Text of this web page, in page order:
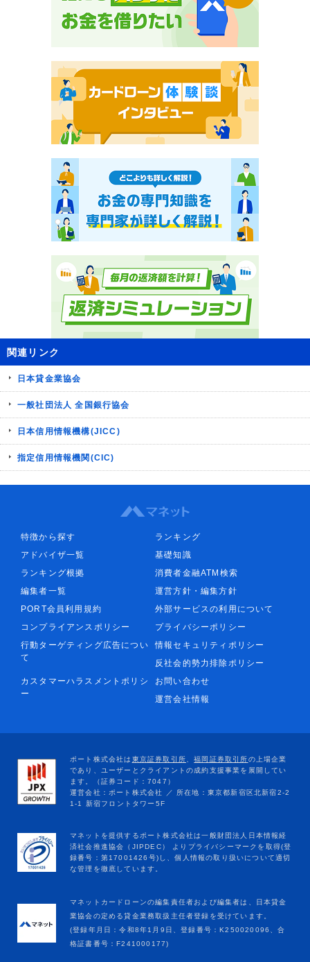
関連リンク
日本貸金業協会
一般社団法人 全国銀行協会
日本信用情報機構(JICC)
指定信用情報機関(CIC)
特徴から探す
ランキング
アドバイザ一覧
基礎知識
ランキング根拠
消費者金融ATM検索
編集者一覧
運営方針・編集方針
PORT会員利用規約
外部サービスの利用について
コンプライアンスポリシー
プライバシーポリシー
行動ターゲティング広告につい
て
情報セキュリティポリシー
反社会的勢力排除ポリシー
カスタマーハラスメントポリシ
ー
お問い合わせ
運営会社情報
マネットカードローンの編集責任者および編集者は、日本貸金
業協会の定める貸金業務取扱主任者登録を受けています。
(登録年月日：令和8年1月9日、登録番号：K250020096、合
格証書番号：F241000177)